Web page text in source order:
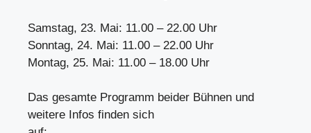
Samstag, 23. Mai: 11.00 – 22.00 Uhr
Sonntag, 24. Mai: 11.00 – 22.00 Uhr
Montag, 25. Mai: 11.00 – 18.00 Uhr
Das gesamte Programm beider Bühnen und
weitere Infos finden sich